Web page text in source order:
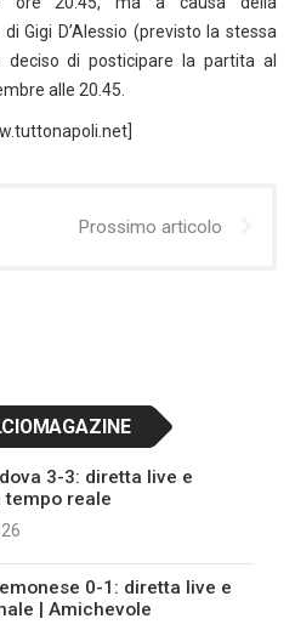
Gigi D’Alessio (previsto la stessa
di posticipare la partita al
alle 20.45.
Prossimo articolo
3-3: diretta live e
tempo reale
0-1: diretta live e
| Amichevole